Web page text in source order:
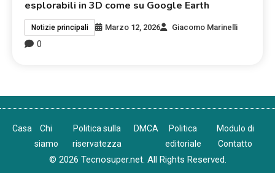
esplorabili in 3D come su Google Earth
Notizie principali Marzo 12, 2026 Giacomo Marinelli
0
Casa
Chi
siamo
Politica sulla
riservatezza
DMCA
Politica
editoriale
Modulo di
Contatto
© 2026 Tecnosuper.net. All Rights Reserved.